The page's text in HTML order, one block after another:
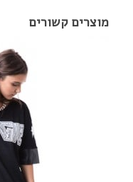
מוצרים קשורים